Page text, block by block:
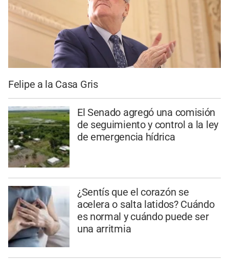
Felipe a la Casa Gris
El Senado agregó una comisión
de seguimiento y control a la ley
de emergencia hídrica
¿Sentís que el corazón se
acelera o salta latidos? Cuándo
es normal y cuándo puede ser
una arritmia